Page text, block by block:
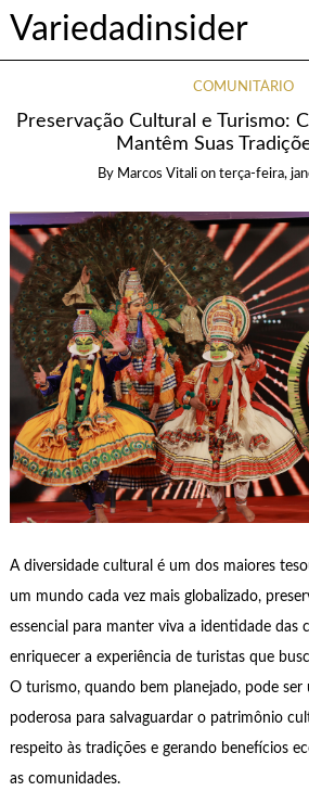
Variedadinsider
COMUNITÁRIO
Preservação Cultural e Turismo:
Mantêm Suas
By Marcos Vitali on terça-feira,
A diversidade cultural é um dos maiores
um mundo cada vez mais globalizado,
essencial para manter viva a identidade das
enriquecer a experiência de turistas que
O turismo, quando bem planejado, pode ser
poderosa para salvaguardar o patrimônio
respeito às tradições e gerando benefícios
as comunidades.